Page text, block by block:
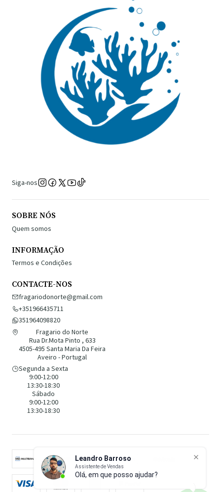
Leandro Barroso
Assistente de Vendas
Olá, em que posso ajudar?
Siga-nos
SOBRE NÓS
Quem somos
INFORMAÇÃO
Termos e Condições
CONTACTE-NOS
fragariodonorte@gmail.com
+351966435711
351964098820
Fragario do Norte
Rua Dr.Mota Pinto , 633
4505-495 Santa Maria Da Feira
Aveiro - Portugal
Segunda a Sexta
9:00-12:00
13:30-18:30
Sábado
9:00-12:00
13:30-18:30